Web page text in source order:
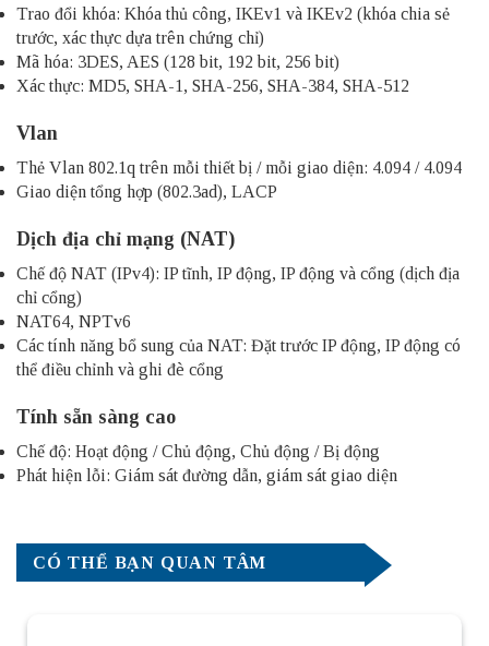
Trao đổi khóa: Khóa thủ công, IKEv1 và IKEv2 (khóa chia sẻ
trước, xác thực dựa trên chứng chỉ)
Mã hóa: 3DES, AES (128 bit, 192 bit, 256 bit)
Xác thực: MD5, SHA-1, SHA-256, SHA-384, SHA-512
Vlan
Thẻ Vlan 802.1q trên mỗi thiết bị / mỗi giao diện: 4.094 / 4.094
Giao diện tổng hợp (802.3ad), LACP
Dịch địa chỉ mạng (NAT)
Chế độ NAT (IPv4): IP tĩnh, IP động, IP động và cổng (dịch địa
chỉ cổng)
NAT64, NPTv6
Các tính năng bổ sung của NAT: Đặt trước IP động, IP động có
thể điều chỉnh và ghi đè cổng
Tính sẵn sàng cao
Chế độ: Hoạt động / Chủ động, Chủ động / Bị động
Phát hiện lỗi: Giám sát đường dẫn, giám sát giao diện
CÓ THỂ BẠN QUAN TÂM